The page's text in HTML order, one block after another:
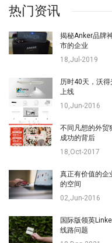
热门资讯
揭秘Anker品牌
市的企业
18,Jul-2019
历时40天，沃
上线
10,Jun-2016
不同凡想的外
成功的背后
18,Oct-2017
真正有价值的企
的空间
02,Jun-2016
国际版领英
线路问题